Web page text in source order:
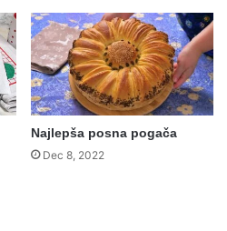
Najlepša posna pogača
Dec 8, 2022